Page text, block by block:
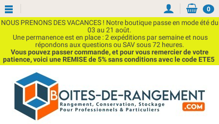
NOUS PRENONS DES VACANCES ! Notre boutique passe en mode été du
03 au 21 août.
Une permanence est en place : 2 expéditions par semaine et nous
répondons aux questions ou SAV sous 72 heures.
Vous pouvez passer commande, et pour vous remercier de votre
patience, voici une REMISE de 5% sans conditions avec le code ETE5
0